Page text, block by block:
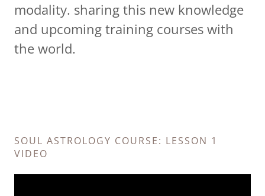
modality. sharing this new knowledge
and upcoming training courses with
the world.
SOUL ASTROLOGY COURSE: LESSON 1
VIDEO